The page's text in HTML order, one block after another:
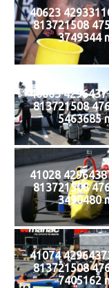
40623
813721508
3749344
40663
813721508
5463685
41028
813721508
3490480
41074
813721508
7405162